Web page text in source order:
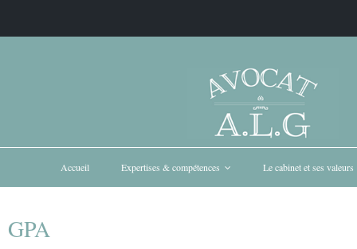
Accueil Expertises & compétences Le cabinet et ses valeurs
GPA